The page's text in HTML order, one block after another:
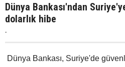
Dünya Bankası'ndan
dolarlık hibe
.
Dünya Bankası, Suriye'de